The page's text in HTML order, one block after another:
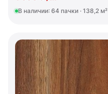
В наличии: 64 пачки · 138,2 м²